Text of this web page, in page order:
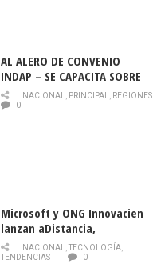
AL ALERO DE CONVENIO
INDAP – SE CAPACITA SOBRE
PLAGA DROSOPHILA SUZUKII
NACIONAL, PRINCIPAL, REGIONES
0
Microsoft y ONG Innovacien
lanzan aDistancia,
plataforma con cursos
gratuitos online sobre
NACIONAL,TECNOLOGÍA,
TENDENCIAS
0